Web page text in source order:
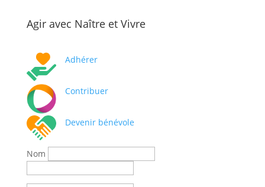
Agir avec Naître et Vivre
Adhérer
Contribuer
Devenir bénévole
Nom